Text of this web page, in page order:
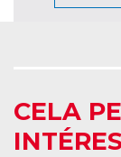
CELA